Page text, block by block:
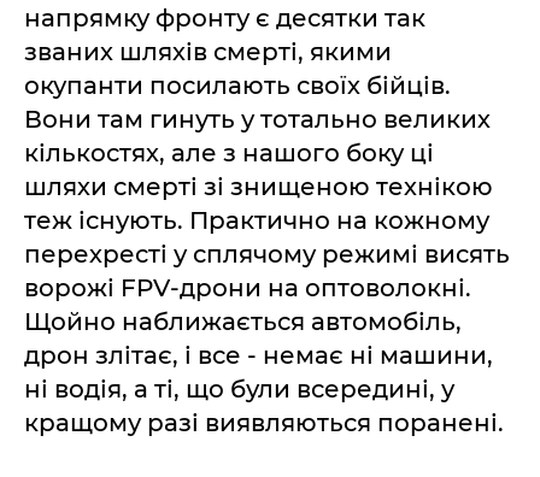
напрямку фронту є десятки так
званих шляхів смерті, якими
окупанти посилають своїх бійців.
Вони там гинуть у тотально великих
кількостях, але з нашого боку ці
шляхи смерті зі знищеною технікою
теж існують. Практично на кожному
перехресті у сплячому режимі висять
ворожі FPV-дрони на оптоволокні.
Щойно наближається автомобіль,
дрон злітає, і все - немає ні машини,
ні водія, а ті, що були всередині, у
кращому разі виявляються поранені.